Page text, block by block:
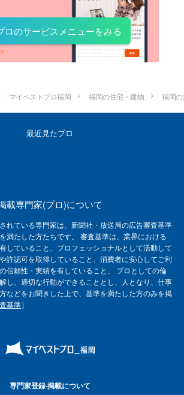
ロのサービスメニューをみる
マイベストプロ福岡 福岡の住宅・建物 福岡
最近見たプロ
載専門家(プロ)について
れている専門家は、新聞社・放送局の広告審査基準
満たした方たちです。 審査基準は、業界における
していること、プロフェッショナルとして活動して
許認可を取得していること、消費者に安心してご利
信頼性・実績を有していること、 プロとしての倫
し、適切な行動ができることとし、人となり、仕事
などをお聞きした上で、基準を満たした方のみを掲
基準］
専門家登録·掲載について